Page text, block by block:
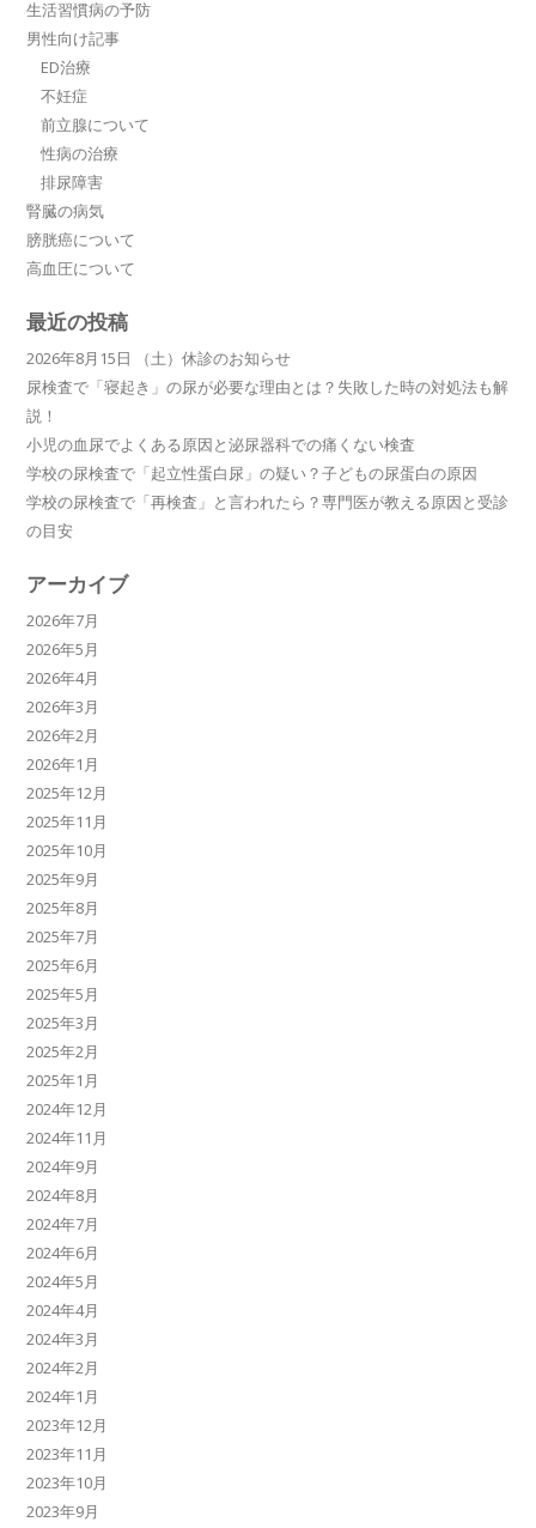
生活習慣病の予防
男性向け記事
ED治療
不妊症
前立腺について
性病の治療
排尿障害
腎臓の病気
膀胱癌について
高血圧について
最近の投稿
2026年8月15日 （土）休診のお知らせ
尿検査で「寝起き」の尿が必要な理由とは？失敗した時の対処法も解
説！
小児の血尿でよくある原因と泌尿器科での痛くない検査
学校の尿検査で「起立性蛋白尿」の疑い？子どもの尿蛋白の原因
学校の尿検査で「再検査」と言われたら？専門医が教える原因と受診
の目安
アーカイブ
2026年7月
2026年5月
2026年4月
2026年3月
2026年2月
2026年1月
2025年12月
2025年11月
2025年10月
2025年9月
2025年8月
2025年7月
2025年6月
2025年5月
2025年3月
2025年2月
2025年1月
2024年12月
2024年11月
2024年9月
2024年8月
2024年7月
2024年6月
2024年5月
2024年4月
2024年3月
2024年2月
2024年1月
2023年12月
2023年11月
2023年10月
2023年9月